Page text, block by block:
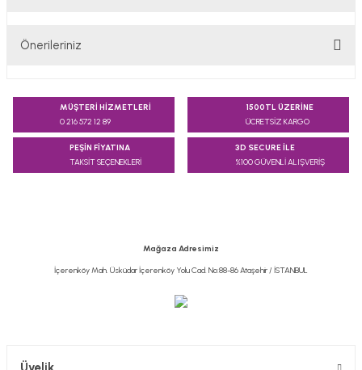
Önerileriniz
konularda yetersiz gördüğünüz noktaları öneri formunu
kullanarak tarafımıza iletebilirsiniz.
Ürün resmi kalitesiz, bozuk veya görüntülenemiyor.
MÜŞTERİ HİZMETLERİ
0 216 572 12 89
1500TL ÜZERİNE
ÜCRETSİZ KARGO
PEŞİN FİYATINA
TAKSİT SEÇENEKLERİ
3D SECURE İLE
%100 GÜVENLİ ALIŞVERİŞ
Mağaza Adresimiz
İçerenköy Mah. Üsküdar İçerenköy Yolu Cad. No:88-86 Ataşehir / İSTANBUL